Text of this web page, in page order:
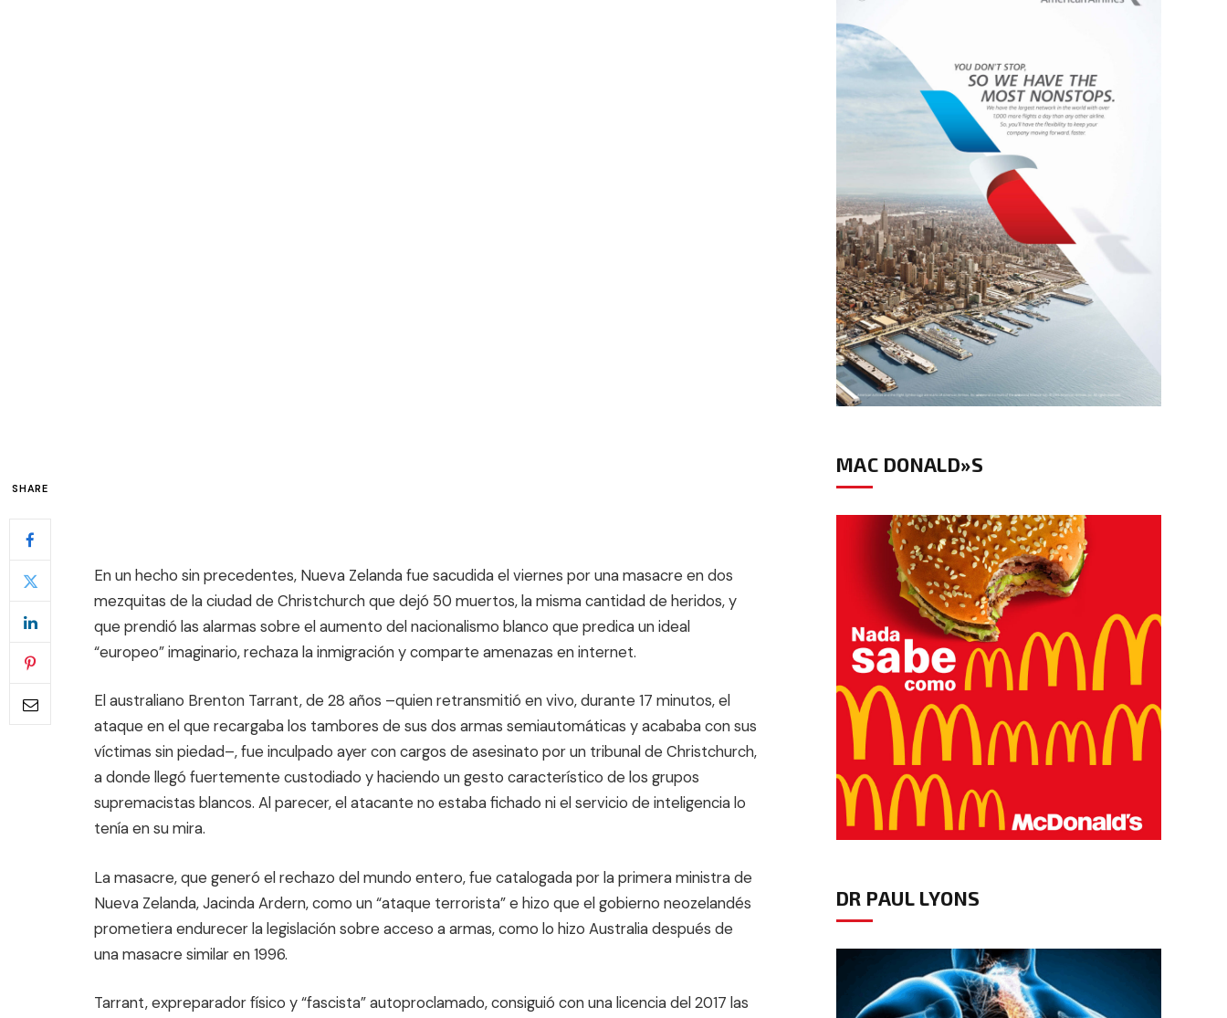
SHARE
En un hecho sin precedentes, Nueva Zelanda fue sacudida el viernes por una masacre en dos
mezquitas de la ciudad de Christchurch que dejó 50 muertos, la misma cantidad de heridos, y
que prendió las alarmas sobre el aumento del nacionalismo blanco que predica un ideal
“europeo” imaginario, rechaza la inmigración y comparte amenazas en internet.
El australiano Brenton Tarrant, de 28 años –quien retransmitió en vivo, durante 17 minutos, el
ataque en el que recargaba los tambores de sus dos armas semiautomáticas y acababa con sus
víctimas sin piedad–, fue inculpado ayer con cargos de asesinato por un tribunal de Christchurch,
a donde llegó fuertemente custodiado y haciendo un gesto característico de los grupos
supremacistas blancos. Al parecer, el atacante no estaba fichado ni el servicio de inteligencia lo
tenía en su mira.
La masacre, que generó el rechazo del mundo entero, fue catalogada por la primera ministra de
Nueva Zelanda, Jacinda Ardern, como un “ataque terrorista” e hizo que el gobierno neozelandés
prometiera endurecer la legislación sobre acceso a armas, como lo hizo Australia después de
una masacre similar en 1996.
Tarrant, expreparador físico y “fascista” autoproclamado, consiguió con una licencia del 2017 las
MAC DONALD»S
DR PAUL LYONS